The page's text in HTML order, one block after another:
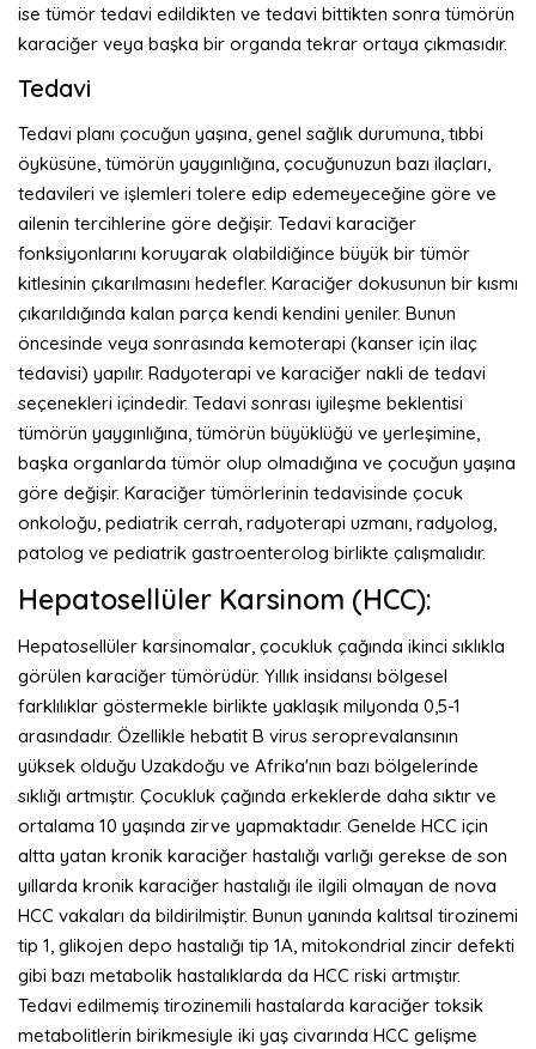
ise tümör tedavi edildikten ve tedavi bittikten sonra tümörün
karaciğer veya başka bir organda tekrar ortaya çıkmasıdır.
Tedavi
Tedavi planı çocuğun yaşına, genel sağlık durumuna, tıbbi
öyküsüne, tümörün yaygınlığına, çocuğunuzun bazı ilaçları,
tedavileri ve işlemleri tolere edip edemeyeceğine göre ve
ailenin tercihlerine göre değişir. Tedavi karaciğer
fonksiyonlarını koruyarak olabildiğince büyük bir tümör
kitlesinin çıkarılmasını hedefler. Karaciğer dokusunun bir kısmı
çıkarıldığında kalan parça kendi kendini yeniler. Bunun
öncesinde veya sonrasında kemoterapi (kanser için ilaç
tedavisi) yapılır. Radyoterapi ve karaciğer nakli de tedavi
seçenekleri içindedir. Tedavi sonrası iyileşme beklentisi
tümörün yaygınlığına, tümörün büyüklüğü ve yerleşimine,
başka organlarda tümör olup olmadığına ve çocuğun yaşına
göre değişir. Karaciğer tümörlerinin tedavisinde çocuk
onkoloğu, pediatrik cerrah, radyoterapi uzmanı, radyolog,
patolog ve pediatrik gastroenterolog birlikte çalışmalıdır.
Hepatosellüler Karsinom (HCC):
Hepatosellüler karsinomalar, çocukluk çağında ikinci sıklıkla
görülen karaciğer tümörüdür. Yıllık insidansı bölgesel
farklılıklar göstermekle birlikte yaklaşık milyonda 0,5-1
arasındadır. Özellikle hebatit B virus seroprevalansının
yüksek olduğu Uzakdoğu ve Afrika'nın bazı bölgelerinde
sıklığı artmıştır. Çocukluk çağında erkeklerde daha sıktır ve
ortalama 10 yaşında zirve yapmaktadır. Genelde HCC için
altta yatan kronik karaciğer hastalığı varlığı gerekse de son
yıllarda kronik karaciğer hastalığı ile ilgili olmayan de nova
HCC vakaları da bildirilmiştir. Bunun yanında kalıtsal tirozinemi
tip 1, glikojen depo hastalığı tip 1A, mitokondrial zincir defekti
gibi bazı metabolik hastalıklarda da HCC riski artmıştır.
Tedavi edilmemiş tirozinemili hastalarda karaciğer toksik
metabolitlerin birikmesiyle iki yaş civarında HCC gelişme